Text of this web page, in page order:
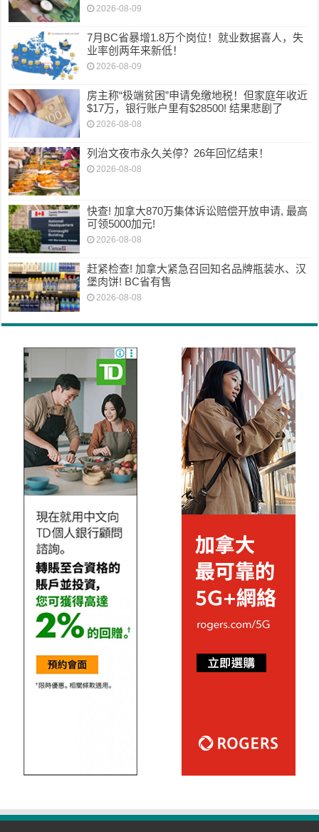
2026-08-09
7月BC省暴增1.8万个岗位！就业数据喜人，失
业率创两年来新低！
2026-08-09
房主称“极端贫困”申请免缴地税！但家庭年收近
$17万，银行账户里有$28500! 结果悲剧了
2026-08-08
列治文夜市永久关停？26年回忆结束！
2026-08-08
快查! 加拿大870万集体诉讼赔偿开放申请, 最高
可领5000加元!
2026-08-08
赶紧检查! 加拿大紧急召回知名品牌瓶装水、汉
堡肉饼! BC省有售
2026-08-08